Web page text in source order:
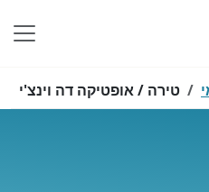
טירה / אופטיקה דה וינצ'י